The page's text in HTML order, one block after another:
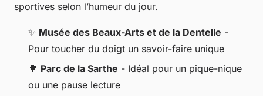
sportives selon l’humeur du jour.
✨ Musée des Beaux-Arts et de la Dentelle -
Pour toucher du doigt un savoir-faire unique
🌳 Parc de la Sarthe - Idéal pour un pique-nique
ou une pause lecture